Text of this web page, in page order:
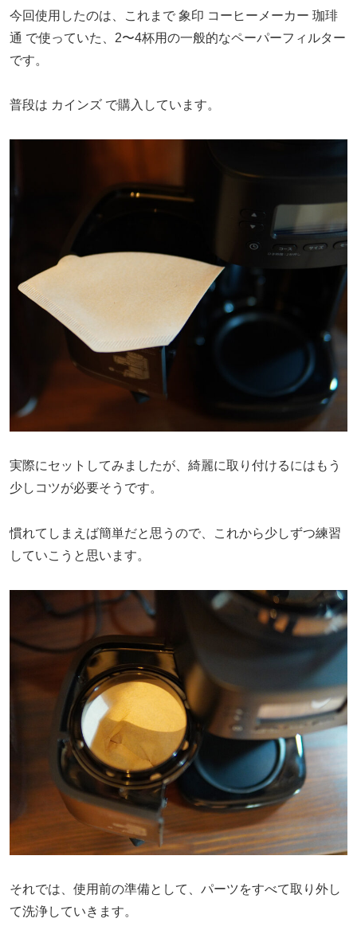
今回使用したのは、これまで 象印 コーヒーメーカー 珈琲
通 で使っていた、2〜4杯用の一般的なペーパーフィルター
です。
普段は カインズ で購入しています。
実際にセットしてみましたが、綺麗に取り付けるにはもう
少しコツが必要そうです。
慣れてしまえば簡単だと思うので、これから少しずつ練習
していこうと思います。
それでは、使用前の準備として、パーツをすべて取り外し
て洗浄していきます。